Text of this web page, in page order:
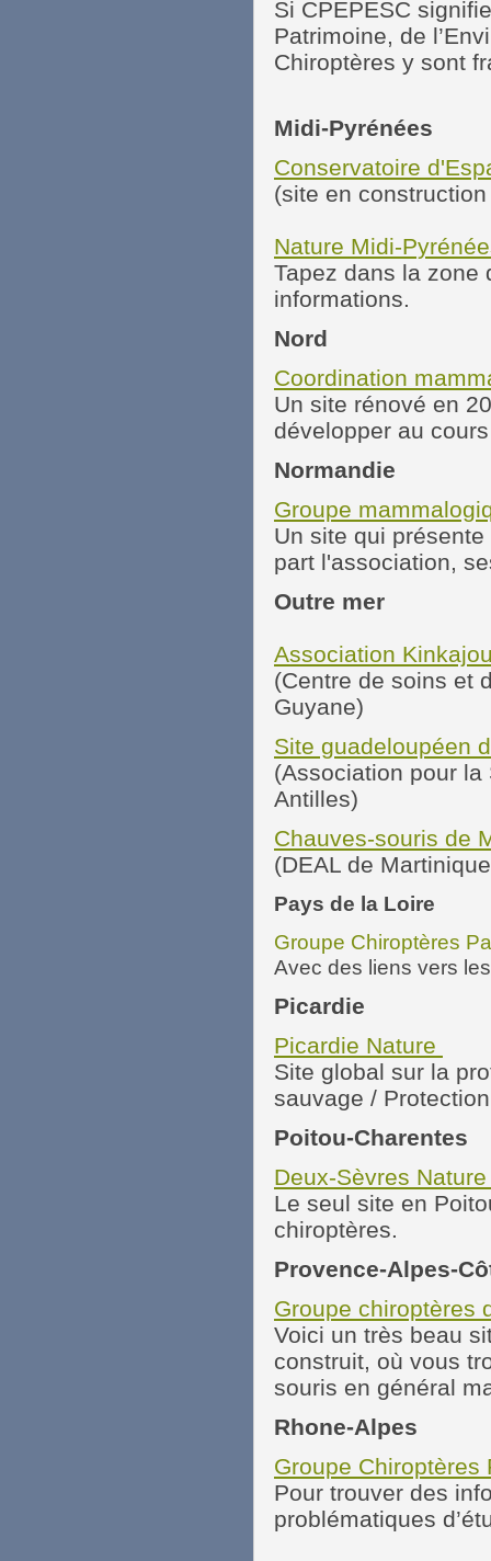
Si CPEPESC
Patrimoine, de
Chiroptères y sont
Midi-Pyrénées
Conservatoire
(site en
Nature Midi-
Tapez dans la zone
informations.
Nord
Coordination
Un site rénové en
développer au
Normandie
Groupe
Un site qui
part l'association,
Outre mer
Association
(Centre de soins et
Guyane)
Site guadeloupéen
(Association pour
Antilles)
Chauves-souris de
(DEAL de
Pays de la Loire
Groupe Chiroptères
Avec des liens vers
Picardie
Picardie Nature
Site global sur la
sauvage /
Poitou-Charentes
Deux-Sèvres
Le seul site en
chiroptères.
Provence-Alpes-
Groupe chiroptères
Voici un très beau
construit, où vous
souris en général
Rhone-Alpes
Groupe Chiroptères
Pour trouver des
problématiques